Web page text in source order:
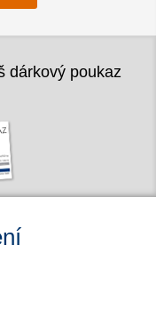
dárkový poukaz